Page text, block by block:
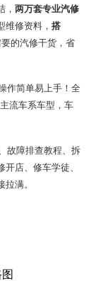
， 两万套专业汽修
维修资料， 搭
的汽修干货，省
作简单易上手！全
流车系车型，车
故障排查教程、拆
店、修车学徒、
满。